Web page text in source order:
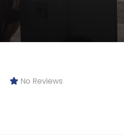
No Reviews